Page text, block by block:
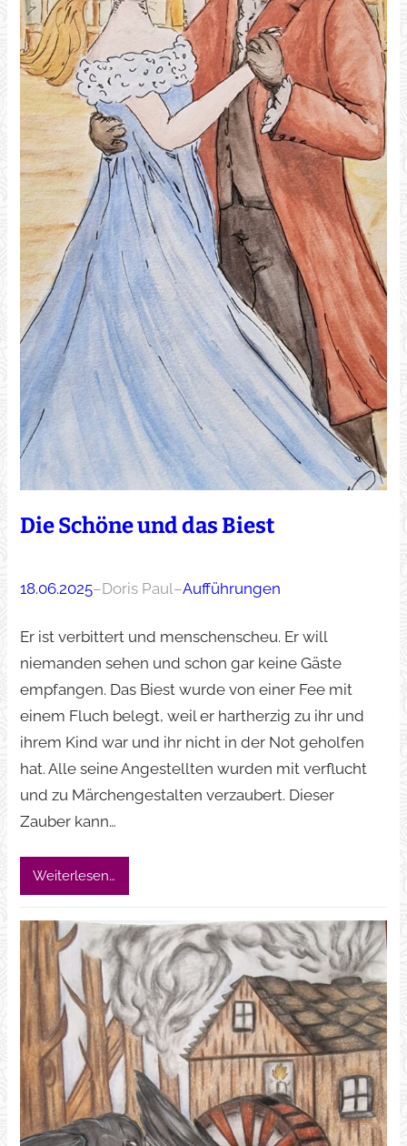
Die Schöne und das Biest
18.06.2025–Doris Paul–Aufführungen
Er ist verbittert und menschenscheu. Er will
niemanden sehen und schon gar keine Gäste
empfangen. Das Biest wurde von einer Fee mit
einem Fluch belegt, weil er hartherzig zu ihr und
ihrem Kind war und ihr nicht in der Not geholfen
hat. Alle seine Angestellten wurden mit verflucht
und zu Märchengestalten verzaubert. Dieser
Zauber kann…
Weiterlesen…